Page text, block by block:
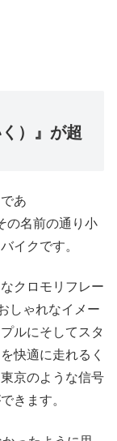
）』が超
あ
の名前の通り小
イクです。
クロモリフレー
しゃれなイメー
ルにそしてスタ
快適に走れるく
京のような信号
きます。